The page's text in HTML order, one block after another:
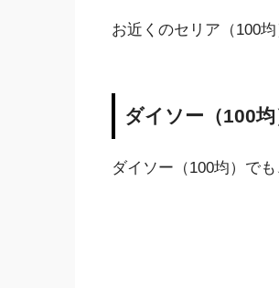
お近くのセリア（100
ダイソー（100均
ダイソー（100均）でも